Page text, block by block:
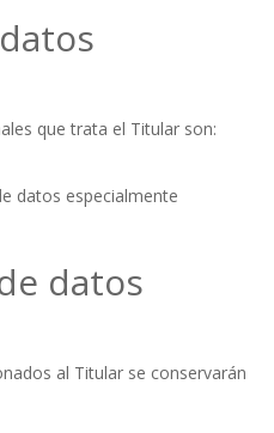
que trata el Titular son:
datos especialmente
datos
al Titular se conservarán